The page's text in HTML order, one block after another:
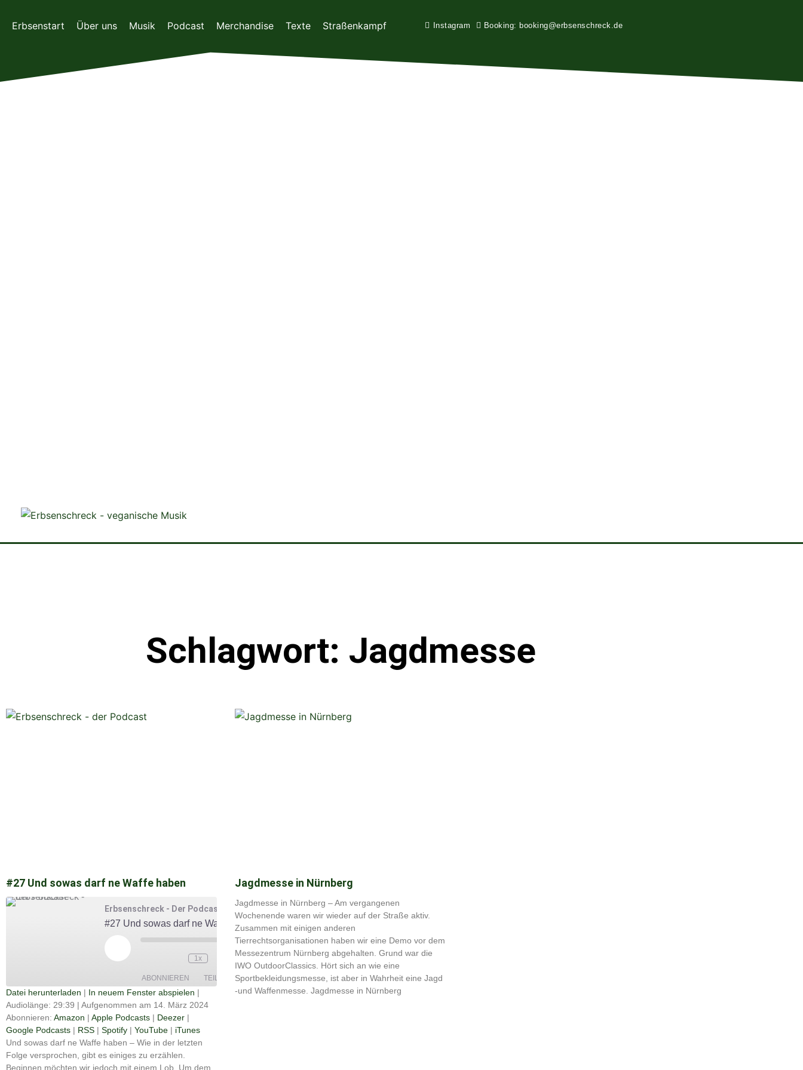
InhaltErbsenstart Über uns Musik Podcast Merchandise Texte Straßenkampf Instagram Booking: booking@erbsenschreck.de
Schlagwort: Jagdmesse
#27 Und sowas darf ne Waffe haben
Erbsenschreck - Der Podcast
1x
00:00
/
29:39
ABONNIEREN
TEILEN
Amazon
Apple
Podcasts
Google
Podcasts
RSS Spotify
TEILEN
LINK
EMBED
Datei herunterladen | In neuem Fenster abspielen |
Audiolänge: 29:39 | Aufgenommen am 14. März 2024
Abonnieren: Amazon | Apple Podcasts | Deezer |
Google Podcasts | RSS | Spotify | YouTube | iTunes
Und sowas darf ne Waffe haben – Wie in der letzten
Folge versprochen, gibt es einiges zu erzählen.
Beginnen möchten wir jedoch mit einem Lob. Um dem
Jagdmesse in Nürnberg
Jagdmesse in Nürnberg – Am vergangenen
Wochenende waren wir wieder auf der Straße aktiv.
Zusammen mit einigen anderen
Tierrechtsorganisationen haben wir eine Demo vor dem
Messezentrum Nürnberg abgehalten. Grund war die
IWO OutdoorClassics. Hört sich an wie eine
Sportbekleidungsmesse, ist aber in Wahrheit eine Jagd
-und Waffenmesse. Jagdmesse in Nürnberg